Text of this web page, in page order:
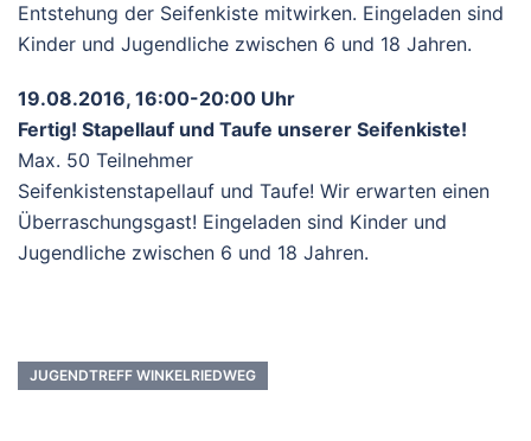
Entstehung der Seifenkiste mitwirken. Eingeladen sind
Kinder und Jugendliche zwischen 6 und 18 Jahren.
19.08.2016, 16:00-20:00 Uhr
Fertig! Stapellauf und Taufe unserer Seifenkiste!
Max. 50 Teilnehmer
Seifenkistenstapellauf und Taufe! Wir erwarten einen
Überraschungsgast! Eingeladen sind Kinder und
Jugendliche zwischen 6 und 18 Jahren.
JUGENDTREFF WINKELRIEDWEG